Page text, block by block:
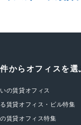
からオフィスを選
の賃貸オフィス
賃貸オフィス・ビル特集
賃貸オフィス特集